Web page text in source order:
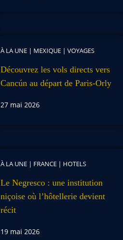
À LA UNE| MEXIQUE| VOYAGES
Découvrez les vols directs vers
Cancún au départ de Paris-Orly
27 mai 2026
À LA UNE| FRANCE| HOTELS
Le Negresco : une institution
niçoise où l’hôtellerie devient
récit
19 mai 2026